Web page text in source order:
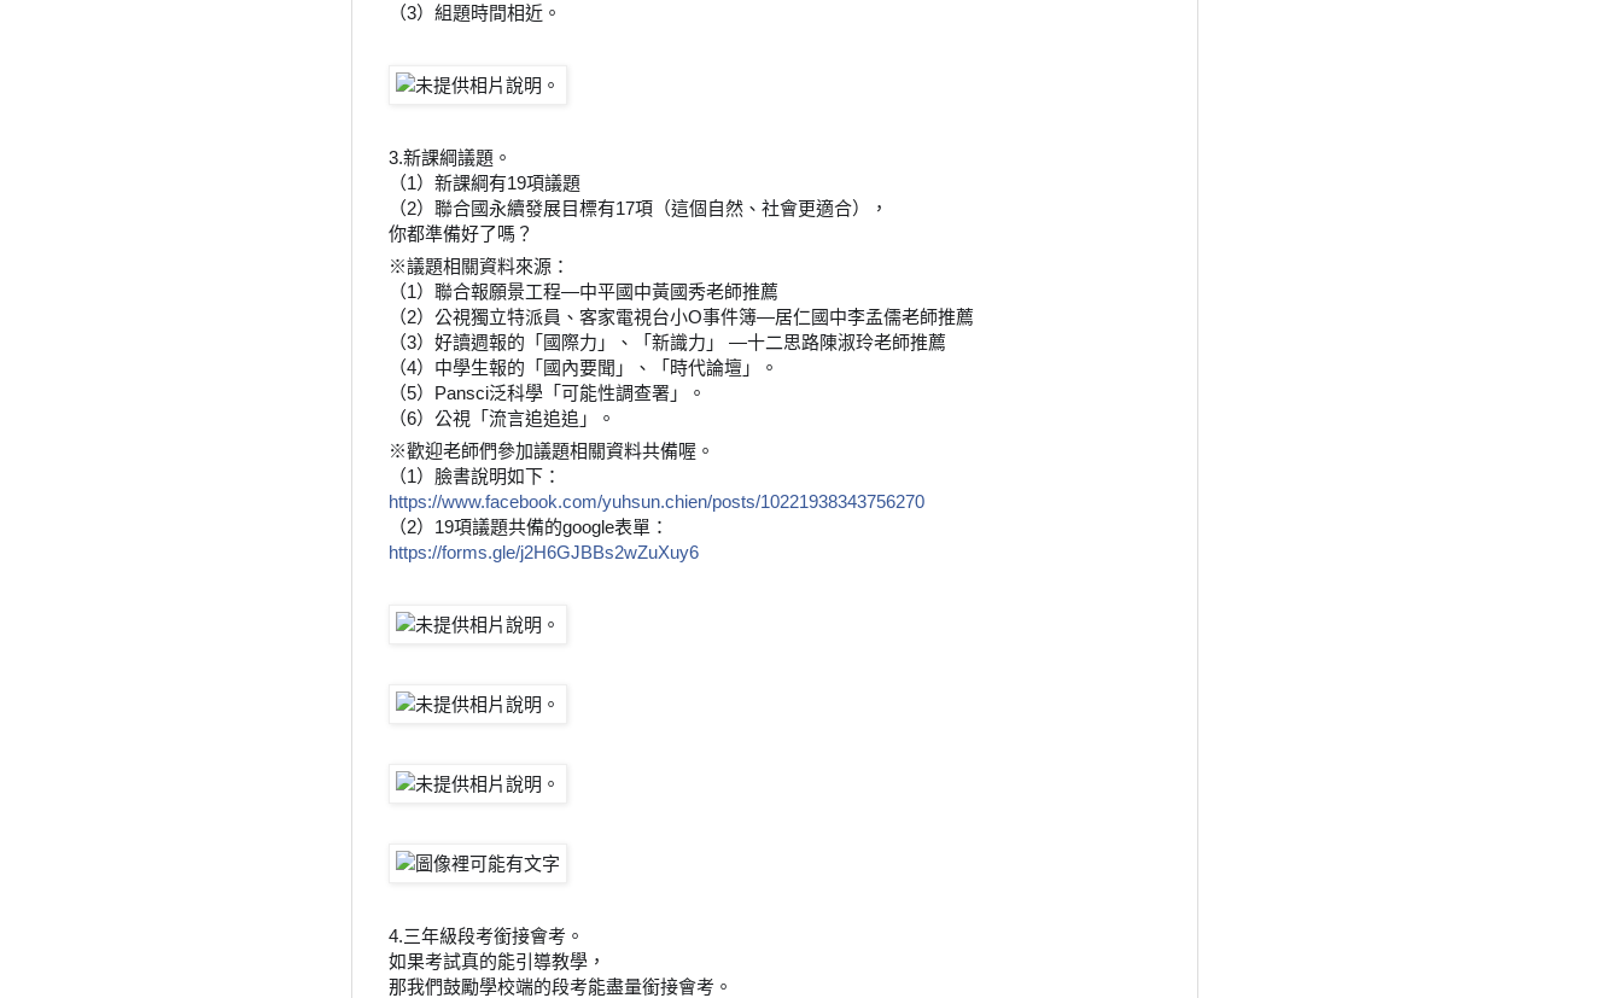
（3）組題時間相近。
3.新課綱議題。
（1）新課綱有19項議題
（2）聯合國永續發展目標有17項（這個自然、社會更適合），
你都準備好了嗎？
※議題相關資料來源：
（1）聯合報願景工程—中平國中黃國秀老師推薦
（2）公視獨立特派員、客家電視台小O事件簿—居仁國中李孟儒老師推薦
（3）好讀週報的「 國際力」、「新識力」 —十二思路陳淑玲老師推薦
（4）中學生報的「國內要聞」、「時代論壇」。
（5）Pansci泛科學「可能性調查署」。
（6）公視「流言追追追」。
※歡迎老師們參加議題相關資料共備喔。
（1）臉書說明如下：
https://www.facebook.com/yuhsun.chien/posts/10221938343756270
（2）19項議題共備的google表單：
https://forms.gle/j2H6GJBBs2wZuXuy6
4.三年級段考銜接會考。
如果考試真的能引導教學，
那我們鼓勵學校端的段考能盡量銜接會考。